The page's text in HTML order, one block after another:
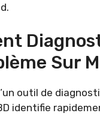
Sur
outil de
identifie